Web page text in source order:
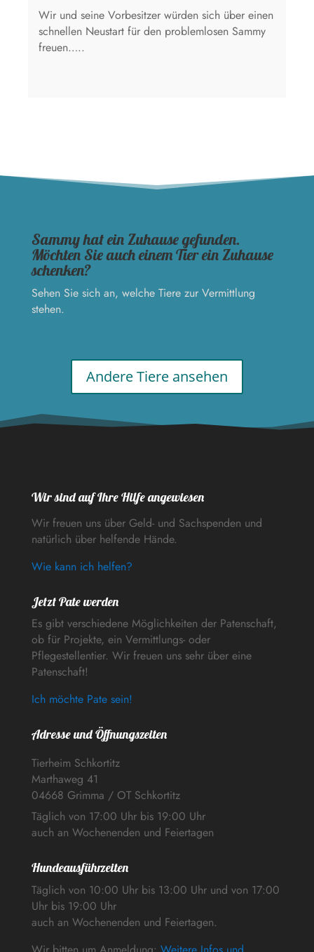
Wir und seine Vorbesitzer würden sich über einen
schnellen Neustart für den problemlosen Sammy
freuen…..
Sammy hat ein Zuhause gefunden.
Möchten Sie auch einem Tier ein Zuhause
schenken?
Sehen Sie sich an, welche Tiere zur Vermittlung
stehen.
Andere Tiere ansehen
Wir sind auf Ihre Hilfe angewiesen
Wir freuen uns über Geld- und Sachspenden und
natürlich über helfende Hände.
Wie kann ich helfen?
Jetzt Pate werden
Es gibt verschiedene Möglichkeiten der Patenschaft,
ob für Projekte, ein Vermittlungs- oder
Pflegestellentier. Wir freuen uns sehr über eine
Patenschaft!
Ich möchte Pate sein!
Adresse und Öffnungszeiten
Tierheim Schkortitz
Marthaweg 41
04668 Grimma / OT Schkortitz
Täglich von 17:00 Uhr bis 19:00 Uhr
auch an Wochenenden und Feiertagen
Hundeausführzeiten
Täglich von 10:00 Uhr bis 13:00 Uhr und von 17:00
Uhr bis 19:00 Uhr
auch an Wochenenden und Feiertagen.